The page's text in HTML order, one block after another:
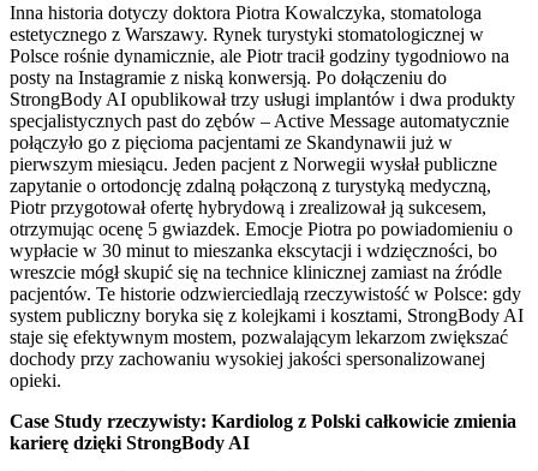
Inna historia dotyczy doktora Piotra Kowalczyka, stomatologa
estetycznego z Warszawy. Rynek turystyki stomatologicznej w
Polsce rośnie dynamicznie, ale Piotr tracił godziny tygodniowo na
posty na Instagramie z niską konwersją. Po dołączeniu do
StrongBody AI opublikował trzy usługi implantów i dwa produkty
specjalistycznych past do zębów – Active Message automatycznie
połączyło go z pięcioma pacjentami ze Skandynawii już w
pierwszym miesiącu. Jeden pacjent z Norwegii wysłał publiczne
zapytanie o ortodoncję zdalną połączoną z turystyką medyczną,
Piotr przygotował ofertę hybrydową i zrealizował ją sukcesem,
otrzymując ocenę 5 gwiazdek. Emocje Piotra po powiadomieniu o
wypłacie w 30 minut to mieszanka ekscytacji i wdzięczności, bo
wreszcie mógł skupić się na technice klinicznej zamiast na źródle
pacjentów. Te historie odzwierciedlają rzeczywistość w Polsce: gdy
system publiczny boryka się z kolejkami i kosztami, StrongBody AI
staje się efektywnym mostem, pozwalającym lekarzom zwiększać
dochody przy zachowaniu wysokiej jakości spersonalizowanej
opieki.
Case Study rzeczywisty: Kardiolog z Polski całkowicie zmienia
karierę dzięki StrongBody AI